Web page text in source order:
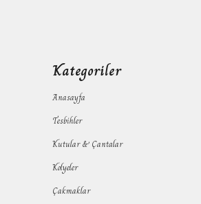
Kategoriler
Anasayfa
Tesbihler
Kutular & Çantalar
Kolyeler
Çakmaklar